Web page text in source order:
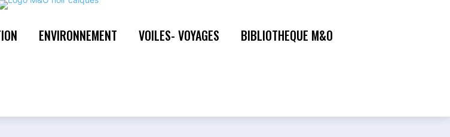
ENVIRONNEMENT VOILES- VOYAGES BIBLIOTHEQUE M&O